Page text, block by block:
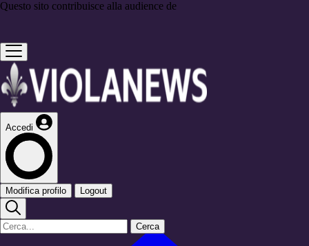
Questo sito contribuisce alla audience de
Accedi
Modifica profilo Logout
Cerca